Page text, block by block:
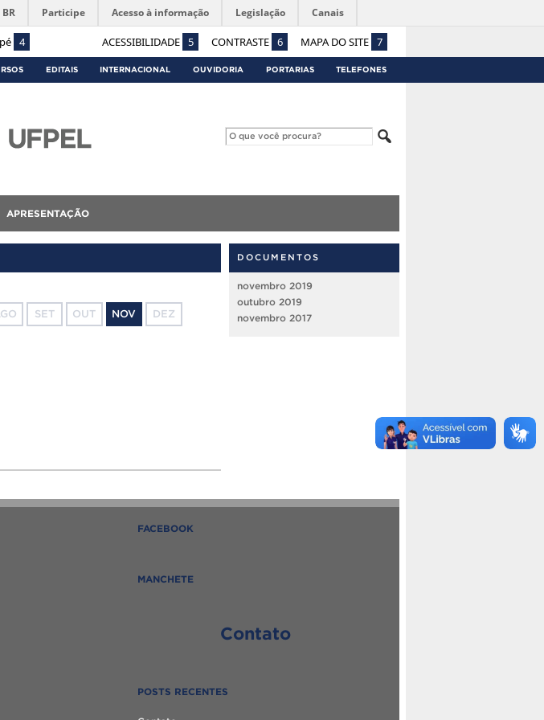
4 ACESSIBILIDADE 5 CONTRASTE 6 MAPA DO SITE 7
Participe Acesso à informação Legislação Canais
EDITAIS INTERNACIONAL OUVIDORIA PORTARIAS TELEFONES
APRESENTAÇÃO
SET OUT NOV DEZ
DOCUMENTOS
novembro 2019
outubro 2019
novembro 2017
FACEBOOK
MANCHETE
Contato
POSTS RECENTES